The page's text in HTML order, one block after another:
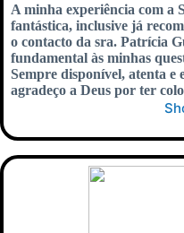
A minha experiência com a
fantástica, inclusive já
o contacto da sra. Patrícia
fundamental às minhas
Sempre disponível, atenta e
agradeço a Deus por ter